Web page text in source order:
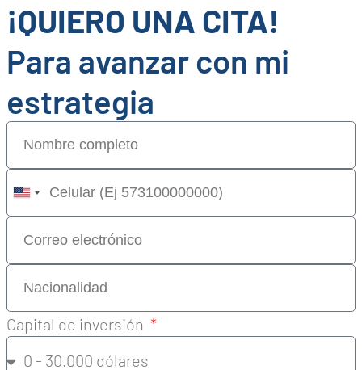
¡QUIERO UNA CITA!
Para avanzar con mi
estrategia
United
+1
Capital de inversión